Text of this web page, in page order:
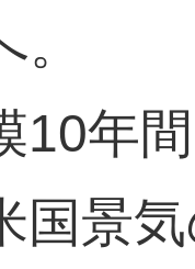
年
国景